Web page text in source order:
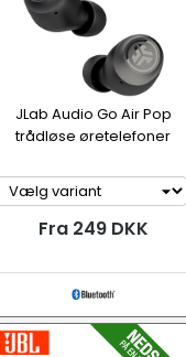
JLab Audio Go Air Pop
trådløse øretelefoner
Fra 249 DKK